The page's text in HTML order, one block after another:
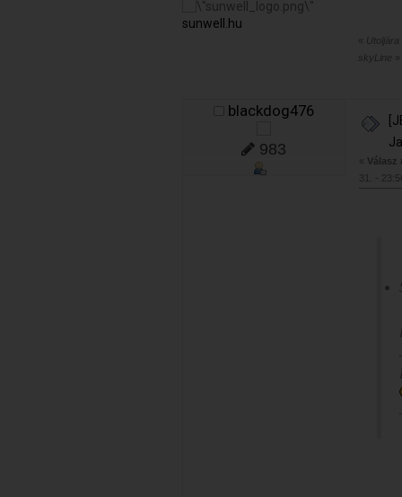
sunwell.hu
«
skyLine
»
blackdog476
983
« Válasz
31. -